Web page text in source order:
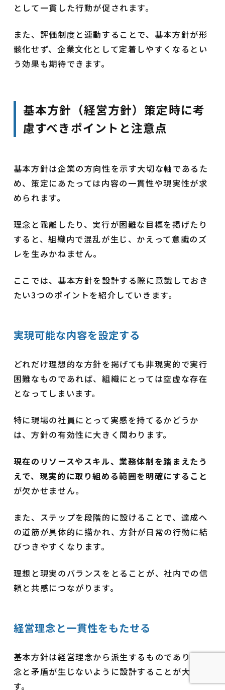
として一貫した行動が促されます。
また、評価制度と連動することで、基本方針が形
骸化せず、企業文化として定着しやすくなるとい
う効果も期待できます。
基本方針（経営方針）策定時に考
慮すべきポイントと注意点
基本方針は企業の方向性を示す大切な軸であるた
め、策定にあたっては内容の一貫性や現実性が求
められます。
理念と乖離したり、実行が困難な目標を掲げたり
すると、組織内で混乱が生じ、かえって意識のズ
レを生みかねません。
ここでは、基本方針を設計する際に意識しておき
たい3つのポイントを紹介していきます。
実現可能な内容を設定する
どれだけ理想的な方針を掲げても非現実的で実行
困難なものであれば、組織にとっては空虚な存在
となってしまいます。
特に現場の社員にとって実感を持てるかどうか
は、方針の有効性に大きく関わります。
現在のリソースやスキル、業務体制を踏まえたう
えで、現実的に取り組める範囲を明確にすること
が欠かせません。
また、ステップを段階的に設けることで、達成へ
の道筋が具体的に描かれ、方針が日常の行動に結
びつきやすくなります。
理想と現実のバランスをとることが、社内での信
頼と共感につながります。
経営理念と一貫性をもたせる
基本方針は経営理念から派生するものであり、理
念と矛盾が生じないように設計することが大切で
す。